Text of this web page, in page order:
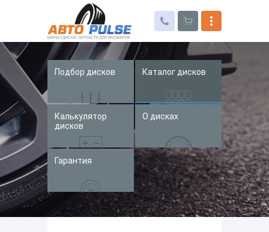
Автошины
Колесные диски
Запчасти для иномарок
Услуги
Доставка и оплата
Контакты
Подбор дисков Каталог дисков
Калькулятор
дисков
О дисках
Гарантия